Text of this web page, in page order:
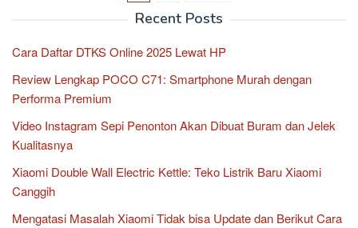
Recent Posts
Cara Daftar DTKS Online 2025 Lewat HP
Review Lengkap POCO C71: Smartphone Murah dengan
Performa Premium
Video Instagram Sepi Penonton Akan Dibuat Buram dan Jelek
Kualitasnya
Xiaomi Double Wall Electric Kettle: Teko Listrik Baru Xiaomi
Canggih
Mengatasi Masalah Xiaomi Tidak bisa Update dan Berikut Cara